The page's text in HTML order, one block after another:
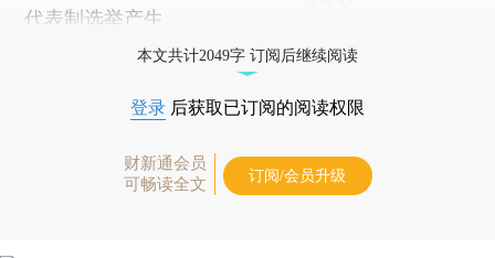
代表制选举产生。
本文共计2049字 订阅后继续阅读
登录 后获取已订阅的阅读权限
财新通会员
可畅读全文
订阅/会员升级